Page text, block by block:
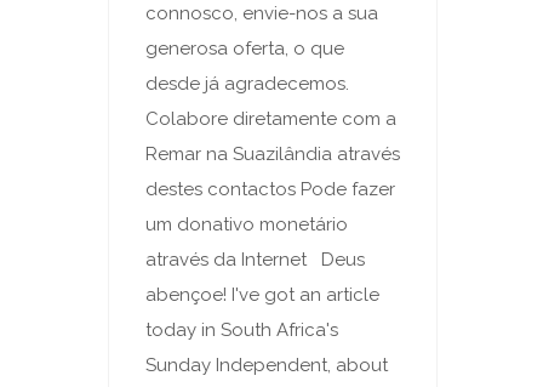
connosco, envie-nos a sua
generosa oferta, o que
desde já agradecemos.
Colabore diretamente com a
Remar na Suazilândia através
destes contactos Pode fazer
um donativo monetário
através da Internet Deus
abençoe! I've got an article
today in South Africa's
Sunday Independent, about